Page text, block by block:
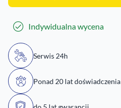
Indywidualna wycena
Serwis 24h
Ponad 20 lat doświadczenia